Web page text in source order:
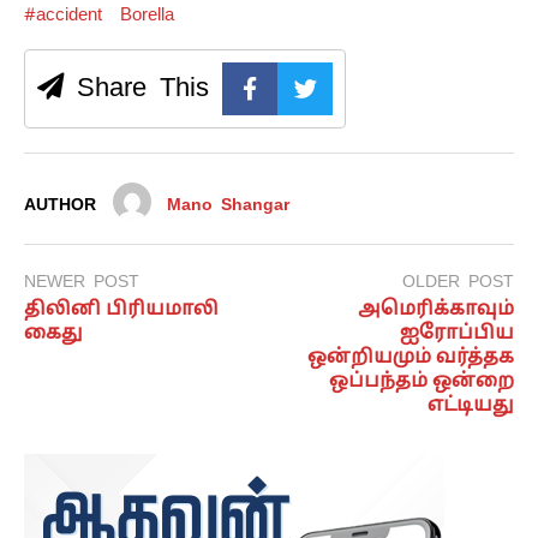
#accident Borella
Share This
AUTHOR Mano Shangar
NEWER POST
திலினி பிரியமாலி
கைது
OLDER POST
அமெரிக்காவும்
ஐரோப்பிய
ஒன்றியமும் வர்த்தக
ஒப்பந்தம் ஒன்றை
எட்டியது